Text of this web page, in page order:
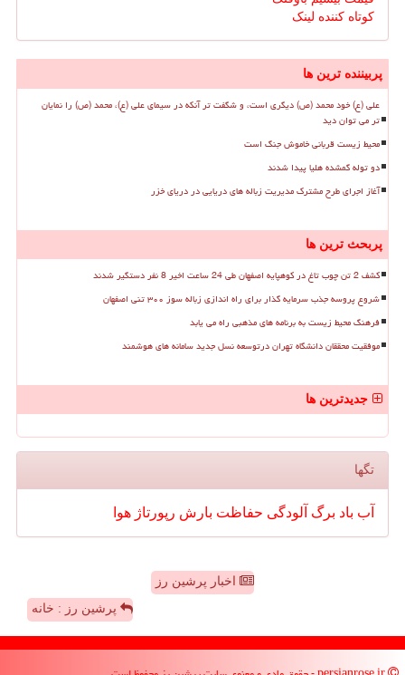
کوتاه کننده لینک
پربیننده ترین ها
علی (ع) خود محمد (ص) دیگری است، و شگفت تر آنکه در سیمای علی (ع)، محمد (ص) را نمایان
تر می توان دید
محیط زیست قربانی خاموش جنگ است
دو توله گمشده هلیا پیدا شدند
آغاز اجرای طرح مشترک مدیریت زباله های دریایی در دریای خزر
پربحث ترین ها
کشف 2 تن چوب تاغ در کوهپایه اصفهان طی 24 ساعت اخیر 8 نفر دستگیر شدند
شروع پروسه جذب سرمایه گذار برای راه اندازی زباله سوز ۳۰۰ تنی اصفهان
فرهنگ محیط زیست به برنامه های مذهبی راه می یابد
موفقیت محققان دانشگاه تهران درتوسعه نسل جدید سامانه های هوشمند
جدیدترین ها
تگها
آب باد برگ آلودگی حفاظت بارش رپورتاژ هوا
اخبار پرشین رز
پرشین رز : خانه